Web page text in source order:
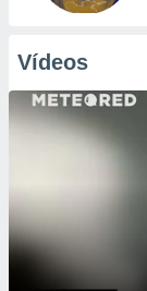
Vídeos